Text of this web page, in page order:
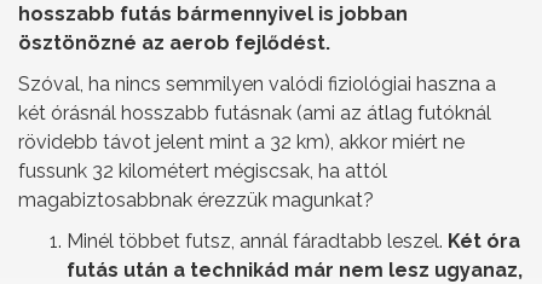
hosszabb futás bármennyivel is jobban
ösztönözné az aerob fejlődést.
Szóval, ha nincs semmilyen valódi fiziológiai haszna a
két órásnál hosszabb futásnak (ami az átlag futóknál
rövidebb távot jelent mint a 32 km), akkor miért ne
fussunk 32 kilométert mégiscsak, ha attól
magabiztosabbnak érezzük magunkat?
Minél többet futsz, annál fáradtabb leszel. Két óra
futás után a technikád már nem lesz ugyanaz,